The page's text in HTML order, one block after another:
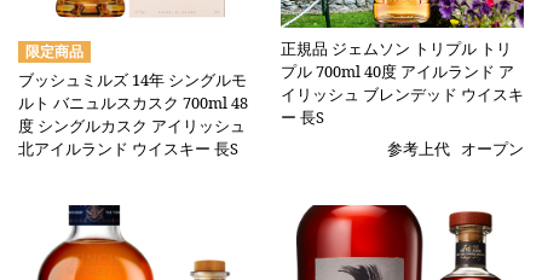
ブッシュミルズ 14年 シングルモ
ルト バニュルスカスク 700ml 48
度 シングルカスク アイリッシュ
北アイルランド ウイスキー 長S
正規品 ジェムソン トリプル トリ
プル 700ml 40度 アイルランド ア
イリッシュ ブレンデッド ウイスキ
ー 長S
参考上代 オープン